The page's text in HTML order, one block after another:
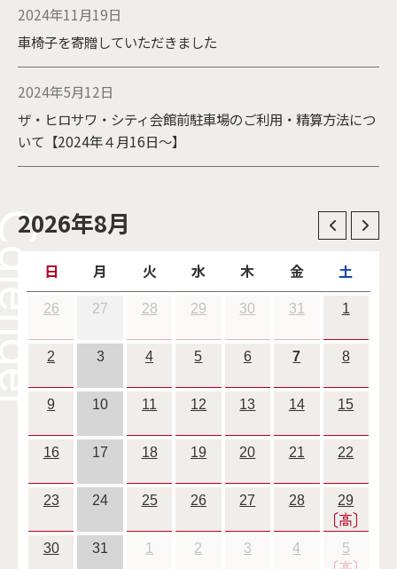
2024年11月19日
車椅子を寄贈していただきました
2024年5月12日
ザ・ヒロサワ・シティ会館前駐車場のご利用・精算方法につ
いて【2024年４月16日～】
2026年8月
日 月 火 水 木 金 土
26 27 28 29 30 31 1
2 3 4 5 6 7 8
9 10 11 12 13 14 15
16 17 18 19 20 21 22
23 24 25 26 27 28 29
30 31 1 2 3 4 5